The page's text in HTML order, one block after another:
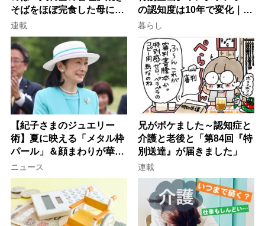
そばをほぼ完食した母に息
子が血の気が引いた理由
連載
の認知度は10年で変化｜流
行語大賞にノミネート、法
律にも明記されたが果たし
て現在は？
暮らし
【紀子さまのジュエリー
術】夏に映える「メタル枠
パール」＆顔まわりが華や
ぐ「揺れる一粒」の使い分
け方
ニュース
兄がボケました～認知症と
介護と老後と「第84回『特
別送達』が届きました」
連載